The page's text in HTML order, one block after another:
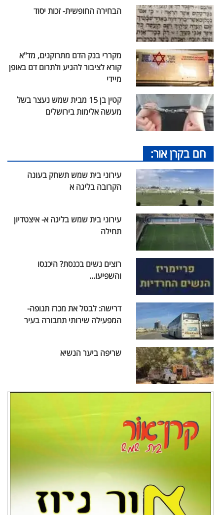
הבחירה החופשית- זכות יסוד
מקררי בנק הדם מתרוקנים, מד"א
קורא לציבור להגיע ולתרום דם באופן
מיידי
קטין בן 15 מבית שמש נעצר בשל
מעשה אלימות בירושלים
חם בקרן אור:
עירוני בית שמש תשחק בעונה
הקרובה בליגה א
עירוני בית שמש בליגה א- איצטדיון
תחילה
רוצים נשים בכנסת? היכנסו
והשפיעו...
דרישה: לבטל את מכרז תנופה-
המפעילה שירותי תחבורה בעיר
שריפה ביער הנשיא